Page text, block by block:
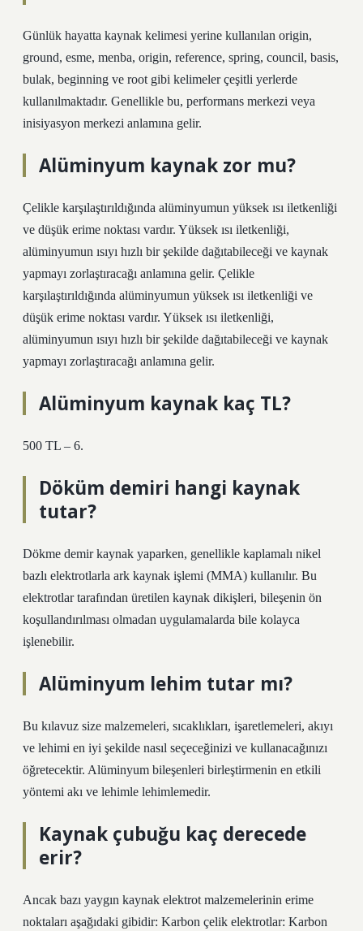
Günlük hayatta kaynak kelimesi yerine kullanılan origin,
ground, esme, menba, origin, reference, spring, council, basis,
bulak, beginning ve root gibi kelimeler çeşitli yerlerde
kullanılmaktadır. Genellikle bu, performans merkezi veya
inisiyasyon merkezi anlamına gelir.
Alüminyum kaynak zor mu?
Çelikle karşılaştırıldığında alüminyumun yüksek ısı iletkenliği
ve düşük erime noktası vardır. Yüksek ısı iletkenliği,
alüminyumun ısıyı hızlı bir şekilde dağıtabileceği ve kaynak
yapmayı zorlaştıracağı anlamına gelir. Çelikle
karşılaştırıldığında alüminyumun yüksek ısı iletkenliği ve
düşük erime noktası vardır. Yüksek ısı iletkenliği,
alüminyumun ısıyı hızlı bir şekilde dağıtabileceği ve kaynak
yapmayı zorlaştıracağı anlamına gelir.
Alüminyum kaynak kaç TL?
500 TL – 6.
Döküm demiri hangi kaynak
tutar?
Dökme demir kaynak yaparken, genellikle kaplamalı nikel
bazlı elektrotlarla ark kaynak işlemi (MMA) kullanılır. Bu
elektrotlar tarafından üretilen kaynak dikişleri, bileşenin ön
koşullandırılması olmadan uygulamalarda bile kolayca
işlenebilir.
Alüminyum lehim tutar mı?
Bu kılavuz size malzemeleri, sıcaklıkları, işaretlemeleri, akıyı
ve lehimi en iyi şekilde nasıl seçeceğinizi ve kullanacağınızı
öğretecektir. Alüminyum bileşenleri birleştirmenin en etkili
yöntemi akı ve lehimle lehimlemedir.
Kaynak çubuğu kaç derecede
erir?
Ancak bazı yaygın kaynak elektrot malzemelerinin erime
noktaları aşağıdaki gibidir: Karbon çelik elektrotlar: Karbon